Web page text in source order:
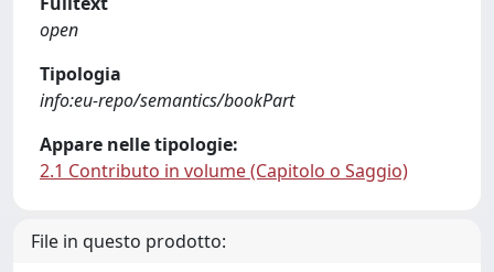
open
Tipologia
info:eu-repo/semantics/bookPart
Appare nelle tipologie:
2.1 Contributo in volume (Capitolo o Saggio)
File in questo prodotto: